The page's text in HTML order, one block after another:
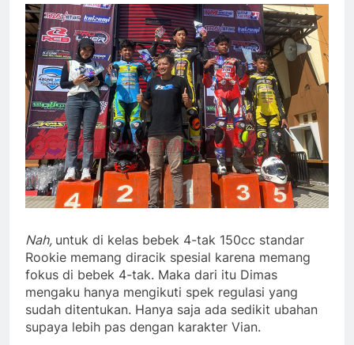
Nah, untuk di kelas bebek 4-tak 150cc standar
Rookie memang diracik spesial karena memang
fokus di bebek 4-tak. Maka dari itu Dimas
mengaku hanya mengikuti spek regulasi yang
sudah ditentukan. Hanya saja ada sedikit ubahan
supaya lebih pas dengan karakter Vian.